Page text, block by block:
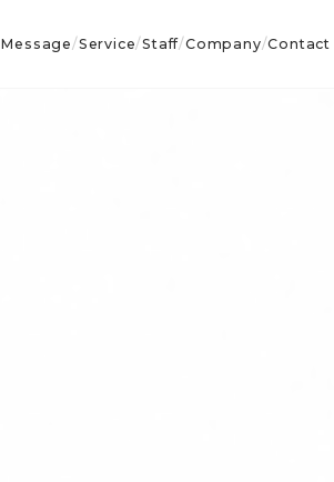
Message/Service/Staff/Company/Contact